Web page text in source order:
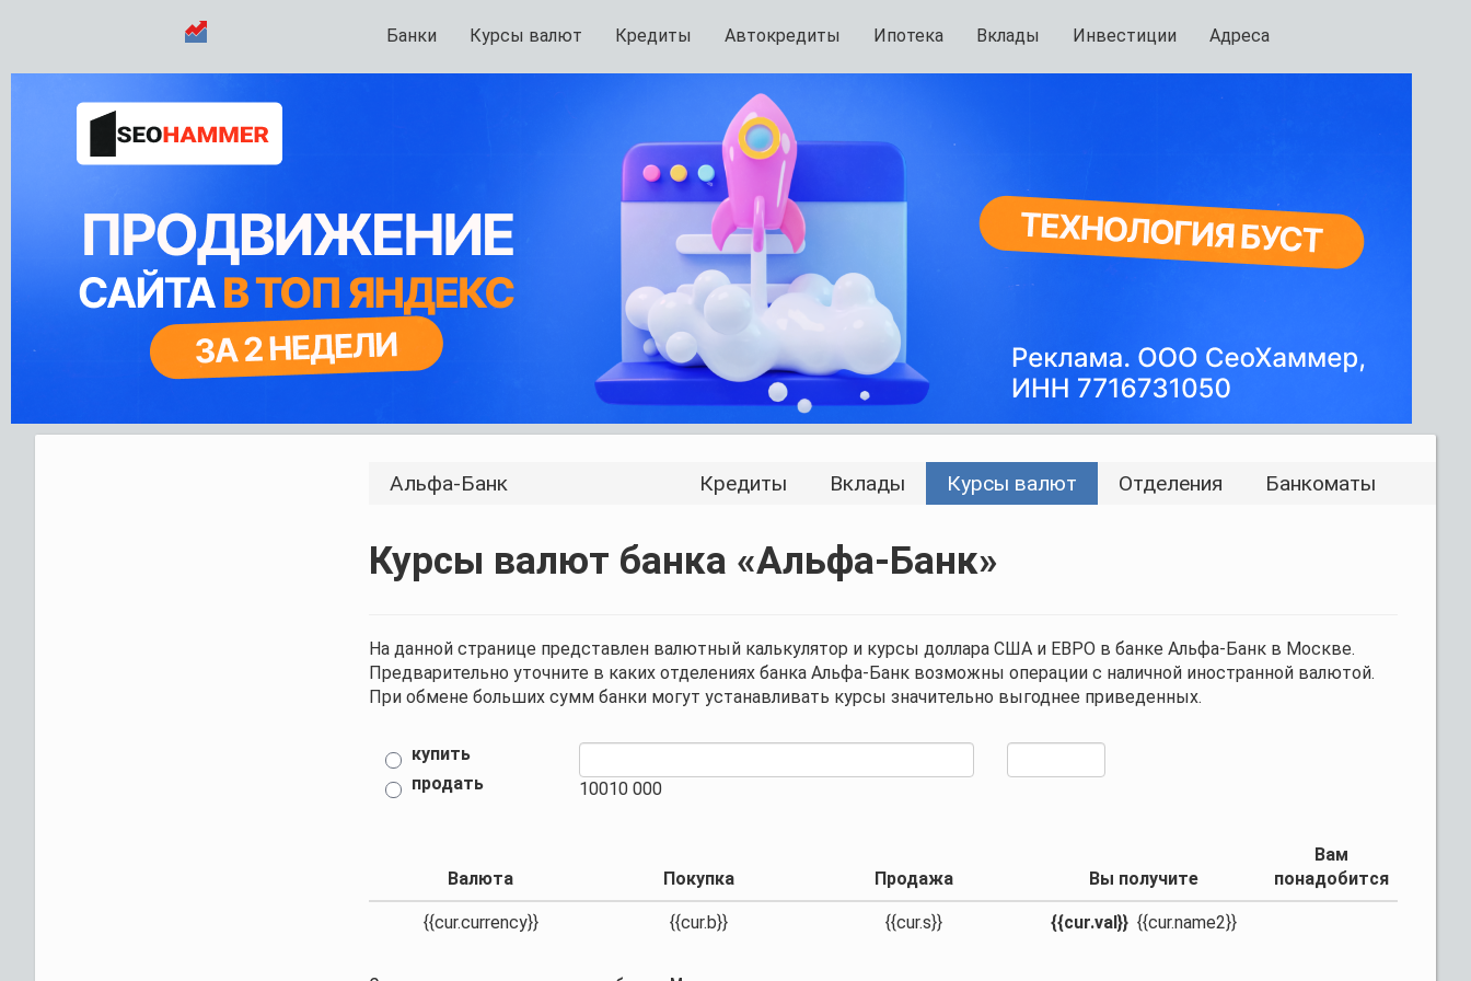
Банки Курсы валют Кредиты Автокредиты Ипотека Вклады Инвестиции Адреса
Альфа-Банк Кредиты Вклады Курсы валют Отделения Банкоматы
Курсы валют банка «Альфа-Банк»
На данной странице представлен валютный калькулятор и курсы доллара США и ЕВРО в банке Альфа-Банк в Москве.
Предварительно уточните в каких отделениях банка Альфа-Банк возможны операции с наличной иностранной валютой.
При обмене больших сумм банки могут устанавливать курсы значительно выгоднее приведенных.
купить
продать
10010 000
Валюта Покупка Продажа Вы получите
Вам
понадобится
{{cur.currency}} {{cur.b}} {{cur.s}} {{cur.val}}{{cur.name2}}